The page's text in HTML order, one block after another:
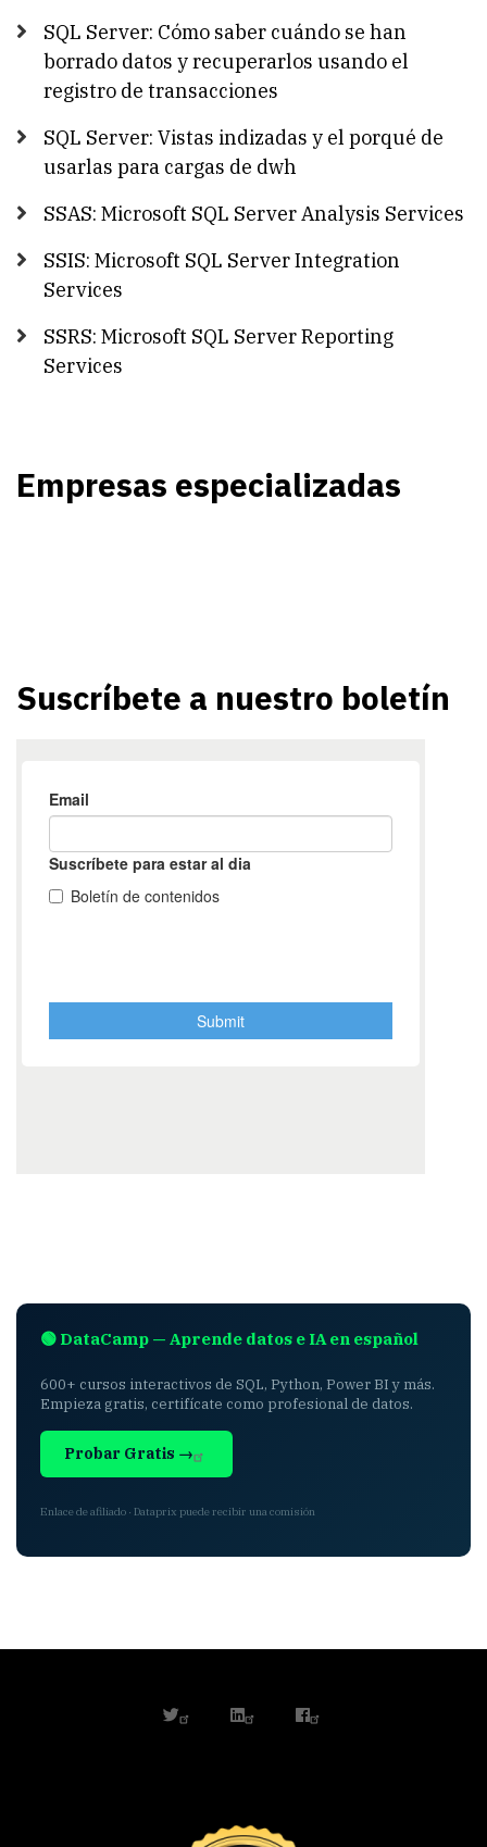
SQL Server: Cómo saber cuándo se han
borrado datos y recuperarlos usando el
registro de transacciones
SQL Server: Vistas indizadas y el porqué de
usarlas para cargas de dwh
SSAS: Microsoft SQL Server Analysis Services
SSIS: Microsoft SQL Server Integration
Services
SSRS: Microsoft SQL Server Reporting
Services
Empresas especializadas
Suscríbete a nuestro boletín
🟢 DataCamp — Aprende datos e IA en español
600+ cursos interactivos de SQL, Python, Power BI y más.
Empieza gratis, certifícate como profesional de datos.
Probar Gratis →
Enlace de afiliado · Dataprix puede recibir una comisión
twitterlinkedinfacebook